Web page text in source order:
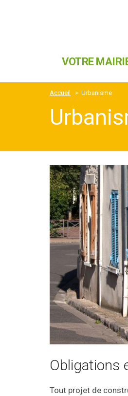
VOTRE
Accueil > Urbanisme
Obligations
Tout projet de